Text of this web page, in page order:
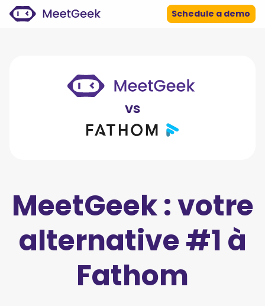
Schedule a demo
vs
MeetGeek : votre
alternative #1 à
Fathom